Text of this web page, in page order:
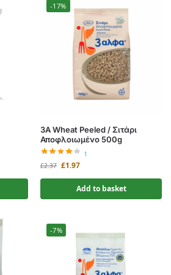
-17%
3A Wheat Peeled / Σιτάρι
Αποφλοιωμένο 500g
1
£2.37 £1.97
Add to basket
-7%